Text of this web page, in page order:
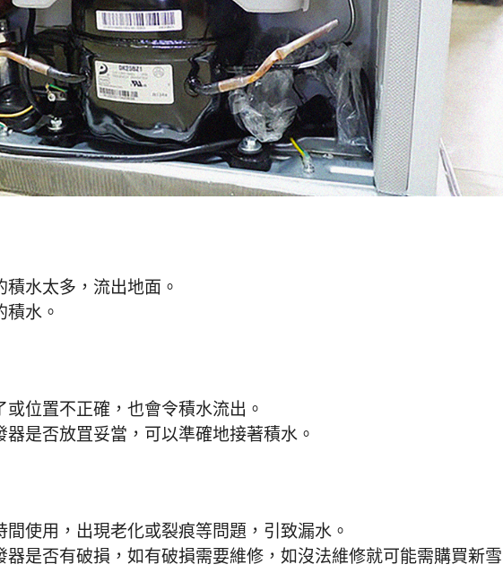
水太多，流出地面。
積水。
位置不正確，也會令積水流出。
是否放罝妥當，可以準確地接著積水。
使用，出現老化或裂痕等問題，引致漏水。
器是否有破損，如有破損需要維修，如沒法維修就可能需購買新雪